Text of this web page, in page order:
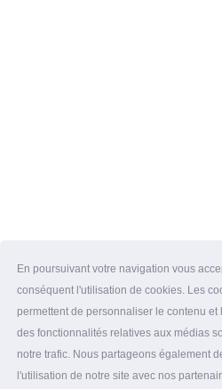
En poursuivant votre navigation vous
conséquent l'utilisation de cookies. Les
permettent de personnaliser le contenu et
des fonctionnalités relatives aux médias
notre trafic. Nous partageons également
l'utilisation de notre site avec nos